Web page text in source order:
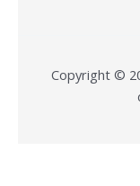
Copyright ©